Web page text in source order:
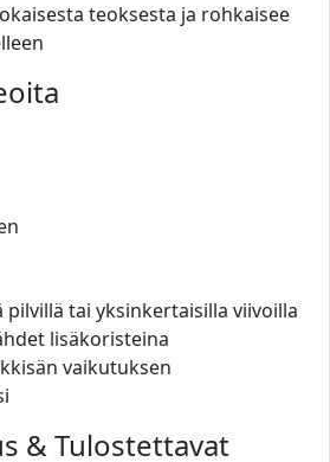
teoksesta ja rohkaisee
pilvillä tai yksinkertaisilla viivoilla
lisäkoristeina
vaikutuksen
& Tulostettavat